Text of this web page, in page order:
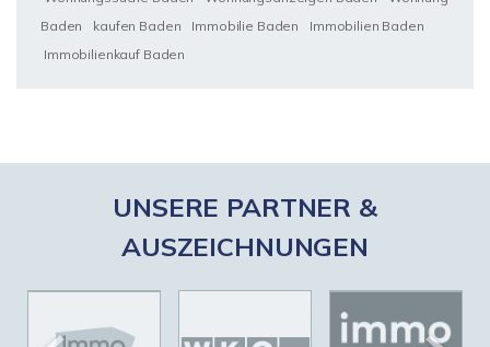
Baden
kaufen Baden Immobilie Baden
Immobilien Baden
Immobilienkauf Baden
UNSERE PARTNER &
AUSZEICHNUNGEN